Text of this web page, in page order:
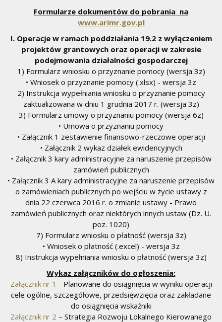
Formularze dokumentów do pobrania na
www.arimr.gov.pl
I. Operacje w ramach poddziałania 19.2 z wyłączeniem
projektów grantowych oraz operacji w zakresie
podejmowania działalności gospodarczej
1) Formularz wniosku o przyznanie pomocy (wersja 3z)
• Wniosek o przyznanie pomocy (.xlsx) - wersja 3z
2) Instrukcja wypełniania wniosku o przyznanie pomocy
zaktualizowana w dniu 1 grudnia 2017 r. (wersja 3z)
3) Formularz umowy o przyznaniu pomocy (wersja 6z)
• Umowa o przyznaniu pomocy
• Załącznik 1 zestawienie finansowo-rzeczowe operacji
• Załącznik 2 wykaz działek ewidencyjnych
• Załącznik 3 kary administracyjne za naruszenie przepisów
zamówień publicznych
• Załącznik 3 A kary administracyjne za naruszenie przepisów
o zamówieniach publicznych po wejściu w życie ustawy z
dnia 22 czerwca 2016 r. o zmianie ustawy - Prawo
zamówień publicznych oraz niektórych innych ustaw (Dz. U.
poz. 1020)
7) Formularz wniosku o płatność (wersja 3z)
• Wniosek o płatność (.excel) - wersja 3z
8) Instrukcja wypełniania wniosku o płatność (wersja 3z)
Wykaz załączników do ogłoszenia:
Załącznik nr 1 - Planowane do osiągnięcia w wyniku operacji
cele ogólne, szczegółowe, przedsięwzięcia oraz zakładane
do osiągnięcia wskaźniki
Załącznik nr 2 – Strategia Rozwoju Lokalnego Kierowanego